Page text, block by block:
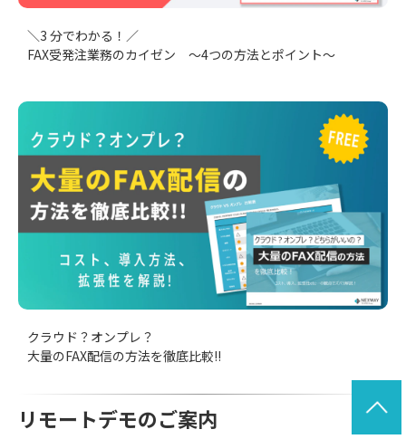
＼3 分でわかる！／
FAX受発注業務のカイゼン ～4つの方法とポイント～
クラウド？オンプレ？
大量のFAX配信の方法を徹底比較!!
リモートデモのご案内